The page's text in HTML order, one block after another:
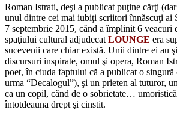
Roman Istrati, deşi a publicat puţine cărţi
unul dintre cei mai iubiţi scriitori înnăscuţi ai
7 septembrie 2015, când a împlinit 6 veacuri
spaţiului cultural adjudecat LOUNGE era
sucevenii care chiar există. Unii dintre ei au
discursuri inspirate, omul şi opera, Roman
poet, în ciuda faptului că a publicat o singură
urma “Decalogul”), şi un prieten al tuturor,
ca un copil, când de o sobrietate…
întotdeauna drept şi cinstit.